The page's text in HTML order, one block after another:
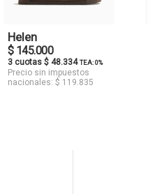
Helen
$ 145.000
3 cuotas $ 48.334TEA: 0%
Precio sin impuestos
nacionales: $ 119.835